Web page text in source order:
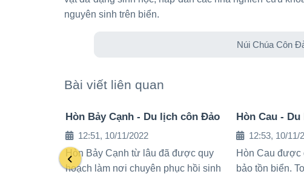
nguyên sinh trên biển.
Núi Chúa Côn
Bài viết liên quan
Hòn Bảy Cạnh - Du lịch côn Đảo
12:51, 10/11/2022
Hòn Bảy Cạnh từ lâu đã được quy
hoạch làm nơi chuyên phục hồi sinh
Hòn Cau -
12:53, 10/11/
Hòn Cau được
bảo tồn biển.